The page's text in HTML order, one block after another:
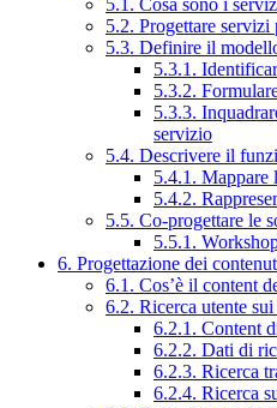
5.1. Cosa sono i
5.2. Progettare
5.3. Definire il
5.3.1.
5.3.2.
5.3.3.
servizio
5.4. Descrivere il
5.4.1. Mappare
5.4.2.
5.5. Co-progettare le
5.5.1.
6. Progettazione dei
6.1. Cos’è il content
6.2. Ricerca utente
6.2.1. Content
6.2.2. Dati di
6.2.3. Ricerca
6.2.4. Ricerca